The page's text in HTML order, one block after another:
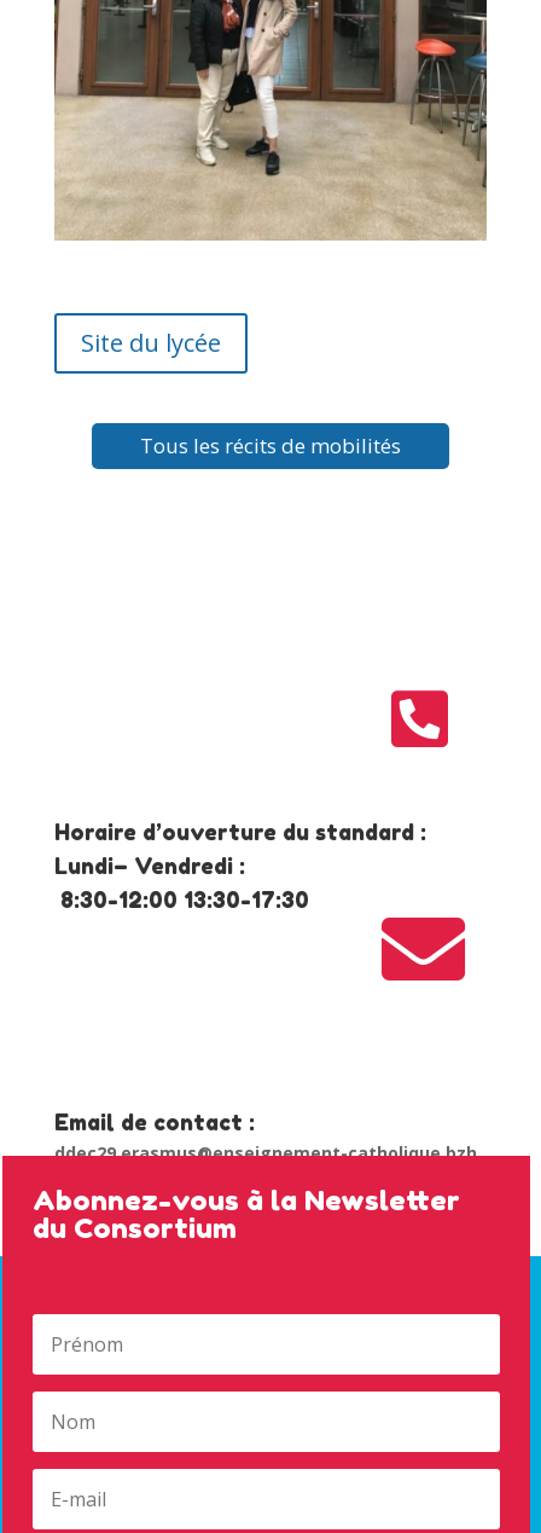
Site du lycée
Tous les récits de mobilités

Horaire d’ouverture du standard :
Lundi– Vendredi :
8:30-12:00 13:30-17:30

Email de contact :
ddec29.erasmus@enseignement-catholique.bzh
Abonnez-vous à la Newsletter
du Consortium